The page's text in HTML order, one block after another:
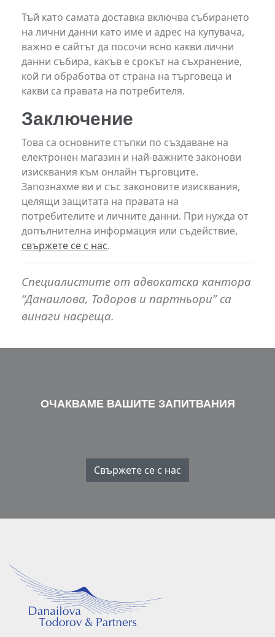
Тъй като самата доставка включва събирането
на лични данни като име и адрес на купувача,
важно е сайтът да посочи ясно какви лични
данни събира, какъв е срокът на съхранение,
кой ги обработва от страна на търговеца и
какви са правата на потребителя.
Заключение
Това са основните стъпки по създаване на
електронен магазин и най-важните законови
изисквания към онлайн търговците.
Запознахме ви и със законовите изисквания,
целящи защитата на правата на
потребителите и личните данни. При нужда от
допълнителна информация или съдействие,
свържете се с нас.
Специалистите от адвокатска кантора
“Данаилова, Тодоров и партньори” са
винаги насреща.
ОЧАКВАМЕ ВАШИТЕ ЗАПИТВАНИЯ
Свържете се с нас